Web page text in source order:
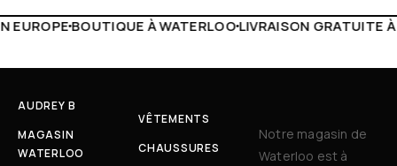
LIVRAISON GRATUITE À PARTIR DE 150€LIVE
AUDREY B
MAGASIN
WATERLOO
VÊTEMENTS
CHAUSSURES
Notre magasin de
Waterloo est à